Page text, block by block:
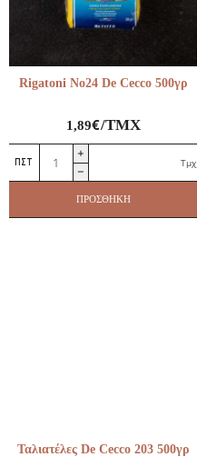
Rigatoni No24 De Cecco 500γρ
1,89€/ΤΜΧ
Rigatoni
Cecco
Τμχ
ΠΡΟΣΘΉΚΗ
Ταλιατέλες De Cecco 203 500γρ